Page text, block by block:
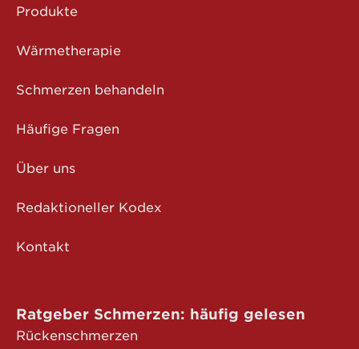
Produkte
Wärmetherapie
Schmerzen behandeln
Häufige Fragen
Über uns
Redaktioneller Kodex
Kontakt
Ratgeber Schmerzen: häufig gelesen
Rückenschmerzen